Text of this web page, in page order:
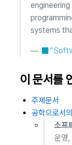
systems
—
이 문서를
주제문서
공학으로서
소프
운영,